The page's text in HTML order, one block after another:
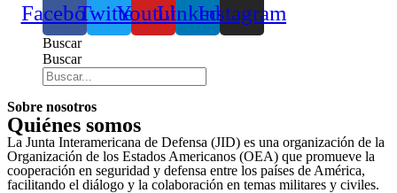
FacebookTwitterYoutubeLinkedinInstagram
Buscar
Buscar
Sobre nosotros
Quiénes somos
La Junta Interamericana de Defensa (JID) es una organización de la
Organización de los Estados Americanos (OEA) que promueve la
cooperación en seguridad y defensa entre los países de América,
facilitando el diálogo y la colaboración en temas militares y civiles.